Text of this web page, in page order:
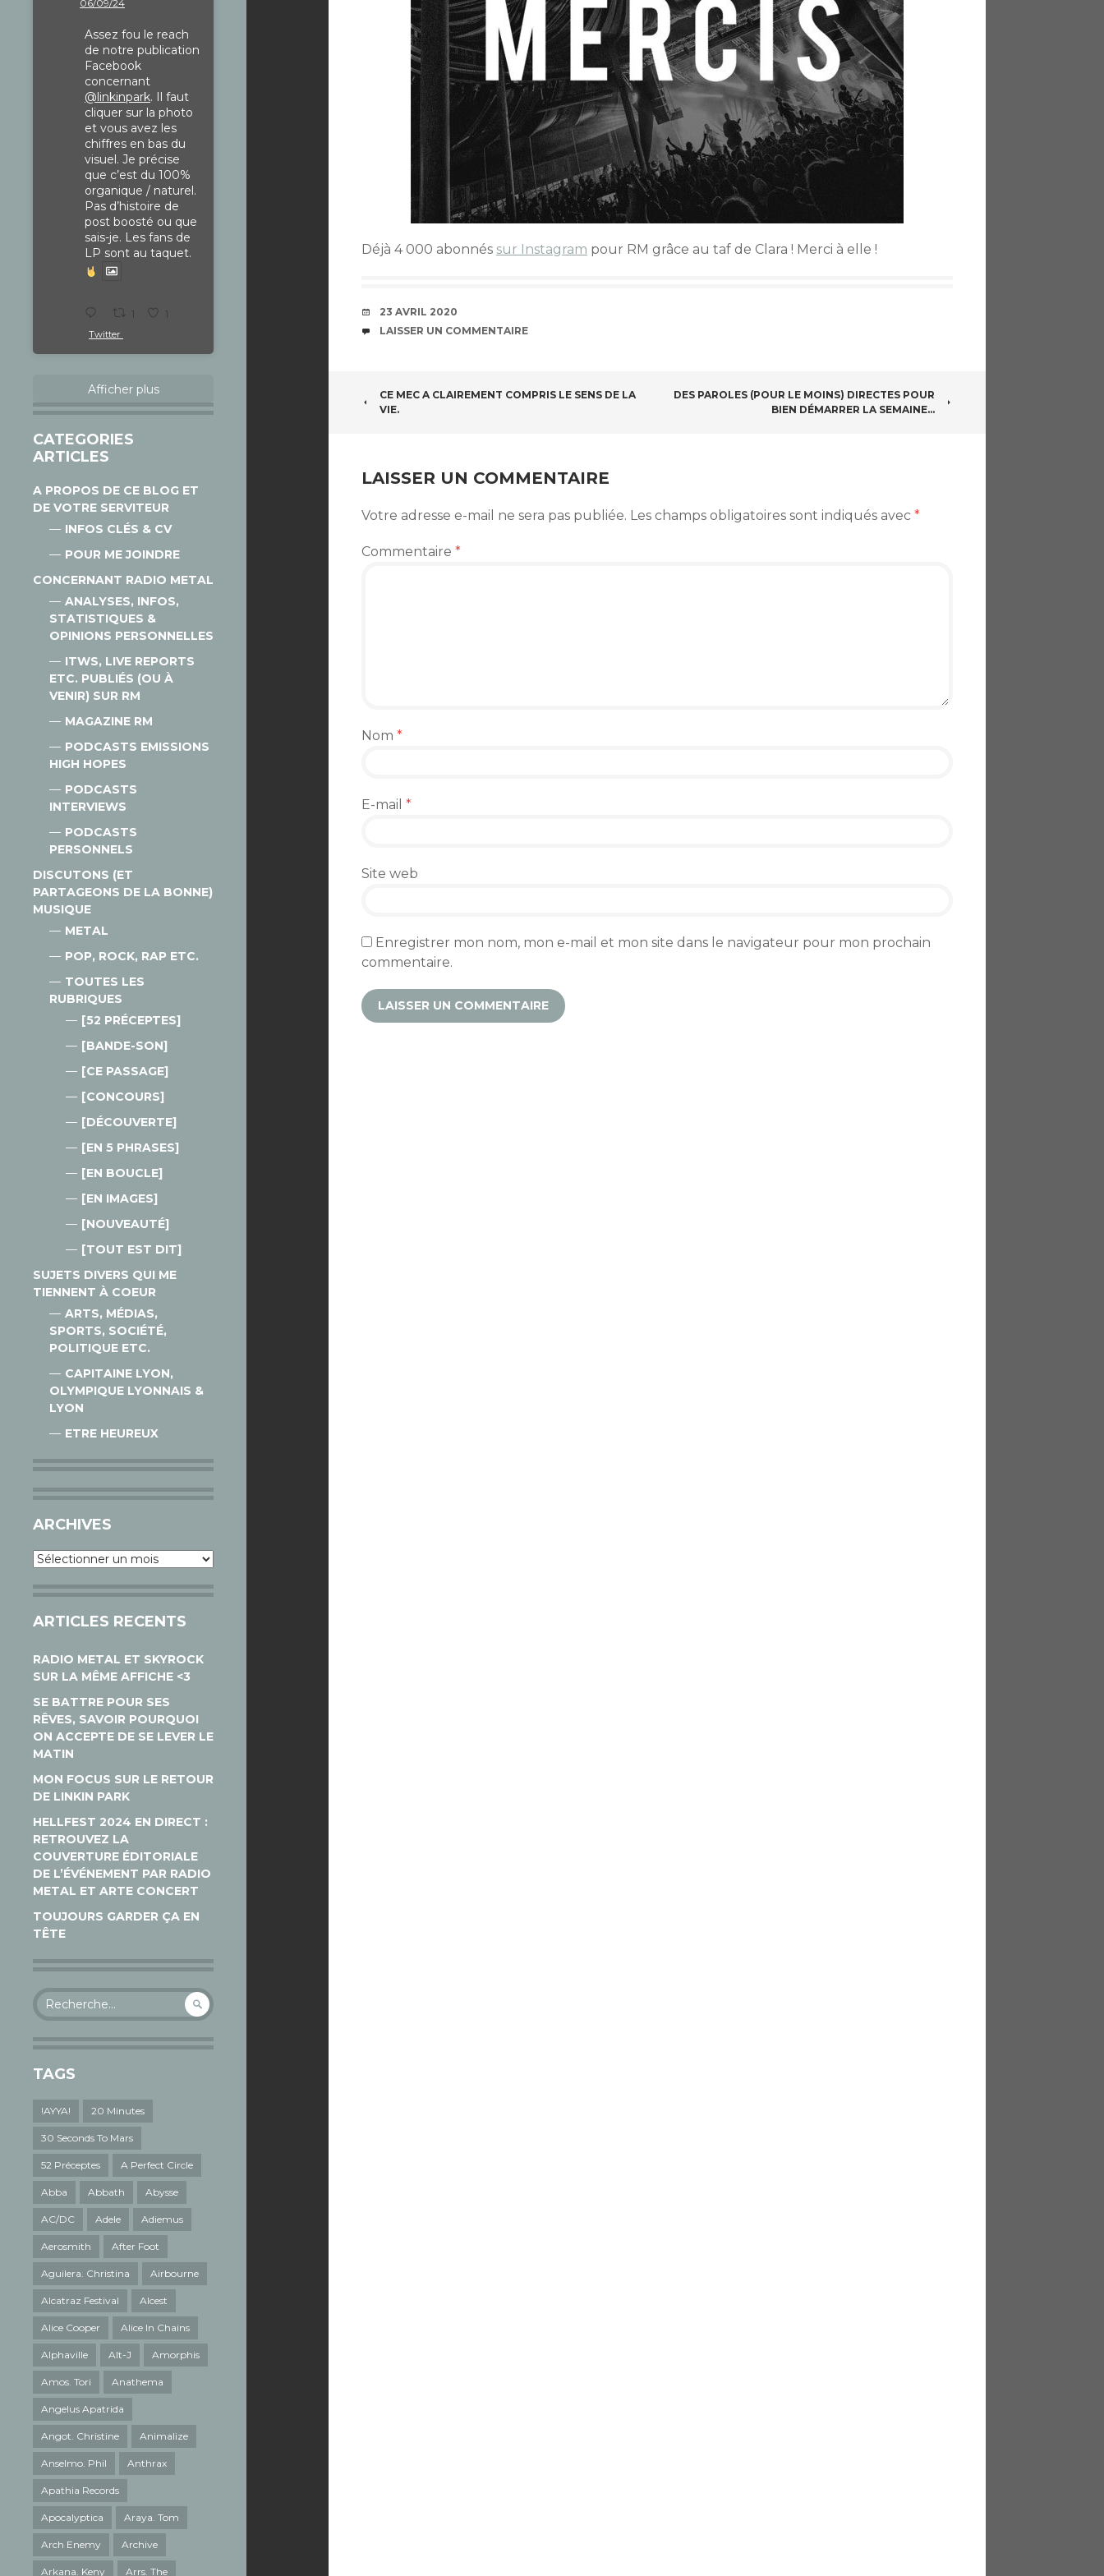
06/09/24
Assez fou le reach
de notre publication
Facebook
concernant
@linkinpark. Il faut
cliquer sur la photo
et vous avez les
chiffres en bas du
visuel. Je précise
que c’est du 100%
organique / naturel.
Pas d’histoire de
post boosté ou que
sais-je. Les fans de
LP sont au taquet.
1 1
Twitter
Afficher plus
CATEGORIES
ARTICLES
A PROPOS DE CE BLOG ET
DE VOTRE SERVITEUR
INFOS CLÉS & CV
POUR ME JOINDRE
CONCERNANT RADIO METAL
ANALYSES, INFOS,
STATISTIQUES &
OPINIONS PERSONNELLES
ITWS, LIVE REPORTS
ETC. PUBLIÉS (OU À
VENIR) SUR RM
MAGAZINE RM
PODCASTS EMISSIONS
HIGH HOPES
PODCASTS
INTERVIEWS
PODCASTS
PERSONNELS
DISCUTONS (ET
PARTAGEONS DE LA BONNE)
MUSIQUE
METAL
POP, ROCK, RAP ETC.
TOUTES LES
RUBRIQUES
[52 PRÉCEPTES]
[BANDE-SON]
[CE PASSAGE]
[CONCOURS]
[DÉCOUVERTE]
[EN 5 PHRASES]
[EN BOUCLE]
[EN IMAGES]
[NOUVEAUTÉ]
[TOUT EST DIT]
SUJETS DIVERS QUI ME
TIENNENT À COEUR
ARTS, MÉDIAS,
SPORTS, SOCIÉTÉ,
POLITIQUE ETC.
CAPITAINE LYON,
OLYMPIQUE LYONNAIS &
LYON
ETRE HEUREUX
ARCHIVES
Archives
ARTICLES RECENTS
RADIO METAL ET SKYROCK
SUR LA MÊME AFFICHE <3
SE BATTRE POUR SES
RÊVES, SAVOIR POURQUOI
ON ACCEPTE DE SE LEVER LE
MATIN
MON FOCUS SUR LE RETOUR
DE LINKIN PARK
HELLFEST 2024 EN DIRECT :
RETROUVEZ LA
COUVERTURE ÉDITORIALE
DE L’ÉVÉNEMENT PAR RADIO
METAL ET ARTE CONCERT
TOUJOURS GARDER ÇA EN
TÊTE
Rechercher :
TAGS
!AYYA! 20 Minutes
30 Seconds To Mars
52 Préceptes A Perfect Circle
Abba Abbath Abysse
AC/DC Adele Adiemus
Aerosmith After Foot
Aguilera. Christina Airbourne
Alcatraz Festival Alcest
Alice Cooper Alice In Chains
Alphaville Alt-J Amorphis
Amos. Tori Anathema
Angelus Apatrida
Angot. Christine Animalize
Anselmo. Phil Anthrax
Apathia Records
Apocalyptica Araya. Tom
Arch Enemy Archive
Arkana. Keny Arrs. The
Déjà 4 000 abonnés sur Instagram pour RM grâce au taf de Clara ! Merci à elle !
DATE
23 AVRIL 2020
COMMENTAIRES
LAISSER UN COMMENTAIRE
NAVIGATION
ARTICLES
CE MEC A CLAIREMENT COMPRIS LE SENS DE LA
VIE.
DES PAROLES (POUR LE MOINS) DIRECTES POUR
BIEN DÉMARRER LA SEMAINE…
LAISSER UN COMMENTAIRE
Votre adresse e-mail ne sera pas publiée. Les champs obligatoires sont indiqués avec *
Commentaire *
Nom *
E-mail *
Site web
Enregistrer mon nom, mon e-mail et mon site dans le navigateur pour mon prochain
commentaire.